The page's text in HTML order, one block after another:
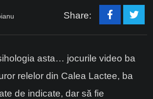
Share:
asta… jocurile video ba
relelor din Calea Lactee, ba
de indicate, dar să fie